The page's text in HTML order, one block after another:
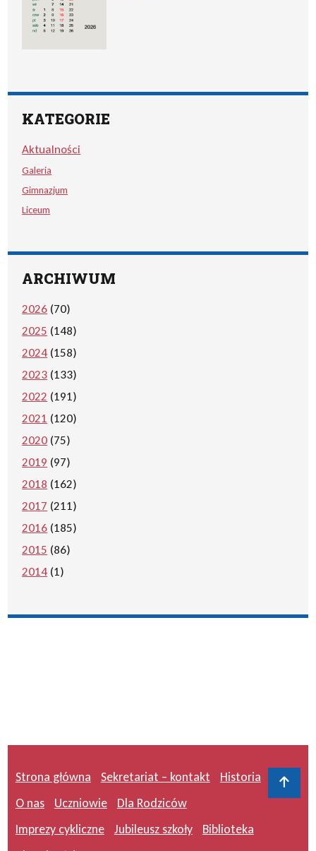
KATEGORIE
Aktualności
Galeria
Gimnazjum
Liceum
ARCHIWUM
2026 (70)
2025 (148)
2024 (158)
2023 (133)
2022 (191)
2021 (120)
2020 (75)
2019 (97)
2018 (162)
2017 (211)
2016 (185)
2015 (86)
2014 (1)
Strona główna Sekretariat – kontakt
Historia
O nas
Uczniowie
Dla Rodziców
Imprezy cykliczne
Jubileusz szkoły
Biblioteka
Do